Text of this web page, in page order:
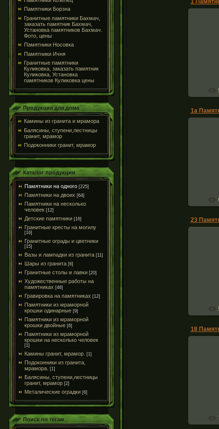
Памятники Борзна
Гранитные памятники Бахмач,
заказать памятник Бахмач,
Установка памятников Бахмач.
Фото, цены
Памятники Носовка
Памятники Ичня
Гранитные памятники
Куликовка, заказать памятник
Куликовка, Установка
памятников Куликовка цены
Продукция для дома
Камины из гранита и мрамора
Балясины, ступени,лестницы
гранит, мрамор
Подоконники гранит, мрамор
Каталог продукции
Памятники на одного [225]
Памятники на двоих [64]
Памятники на несколько
человек [12]
Детские памятники [16]
Гранитные кресты на могилу
[16]
Гранитные ограды и цветники
[15]
Вазы и лампадки из гранита [11]
Шары из гранита [6]
Гранитные столы и лавки [20]
Художественные работы на
памятниках [48]
Гравировка на памятниках [12]
Памятники из мраморной
крошки одинарные [9]
Памятники из мраморной
крошки двойные [6]
Памятники из мраморной
крошки на несколько человек
[1]
Камины гранит, мрамор. [1]
Подоконники из гранита,
мрамора. [1]
Балясины, ступени,лестницы
гранит, мрамор [2]
Металические оградки [6]
Поиск по тегам
23
18